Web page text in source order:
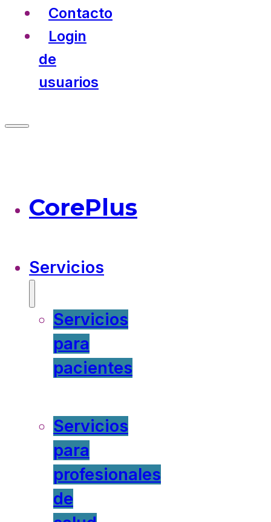
Contacto
Login
de
usuarios
CorePlus
Servicios
Servicios
para
pacientes
Servicios
para
profesionales
de